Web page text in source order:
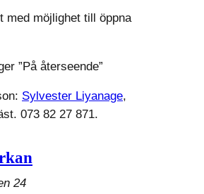
med möjlighet till öppna
”På återseende”
Sylvester Liyanage,
073 82 27 871.
24